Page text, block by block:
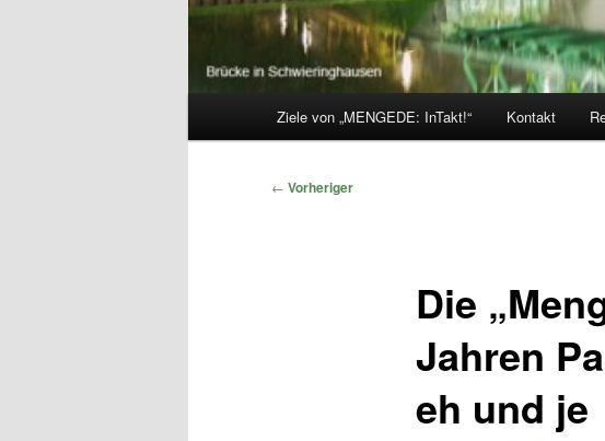
Ziele von „MENGEDE: InTakt!“ Kontakt
Beitragsnavigation
← Vorheriger
Die
Jahren
eh und je